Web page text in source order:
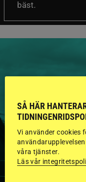
bäst.
FLERA
SÅ HÄR
Vi använder cookies
våra tjänster.
Läs vår